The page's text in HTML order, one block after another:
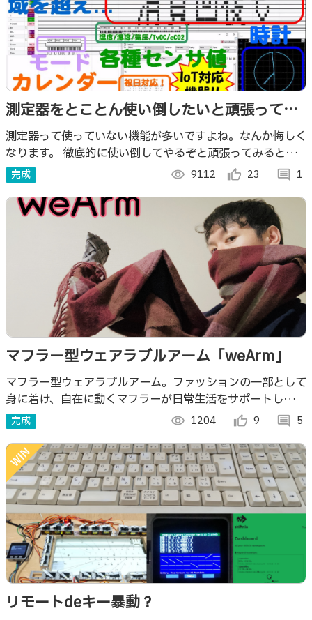
測定器をとことん使い倒したいと頑張ってみ
た結果…
測定器って使っていない機能が多いですよね。なんか悔しく
なります。 徹底的に使い倒してやるぞと頑張ってみると、
なんと凄いモノができてしまいました。 測定器もIoT機器の
仲間入りを果たすことができました。
完成 visibility 9112 thumb_up_alt 23 comment 1
マフラー型ウェアラブルアーム「weArm」
マフラー型ウェアラブルアーム。ファッションの一部として
身に着け、自在に動くマフラーが日常生活をサポートしてく
れる。
完成 visibility 1204 thumb_up_alt 9 comment 5
リモートdeキー暴動？